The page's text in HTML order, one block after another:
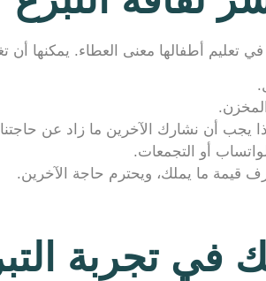
تعليم أطفالها معنى العطاء. يمكنها
يجب أن نشارك الآخرين ما زاد عن
أو التجمعات.
قيمة ما يملك، ويحترم حاجة الآخرين.
تجربة